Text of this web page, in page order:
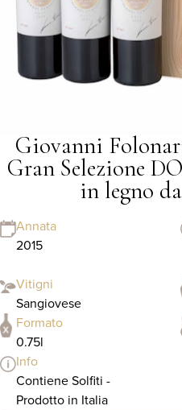
Giovanni
Gran Selezione
in legno
Annata
2015
Vitigni
Sangiovese
Formato
0.75l
Info
Contiene Solfiti -
Prodotto in Italia